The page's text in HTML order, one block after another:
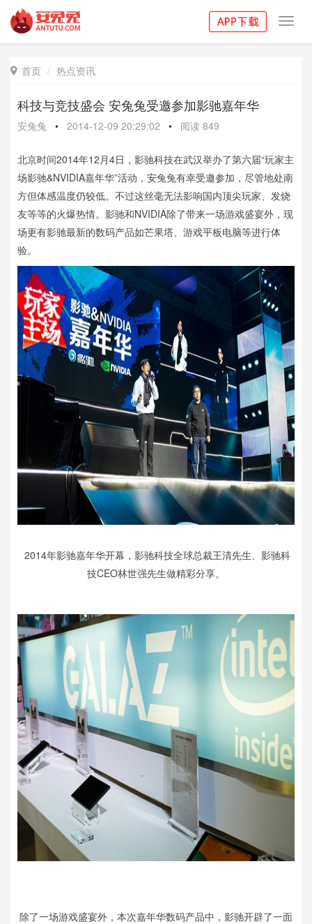
 首页 热点资讯
科技与竞技盛会 安兔兔受邀参加影驰嘉年华
安兔兔 • 2014-12-09 20:29:02 • 阅读 849
北京时间2014年12月4日，影驰科技在武汉举办了第六届“玩家主
场影驰&NVIDIA嘉年华”活动，安兔兔有幸受邀参加，尽管地处南
方但体感温度仍较低。不过这丝毫无法影响国内顶尖玩家、发烧
友等等的火爆热情。影驰和NVIDIA除了带来一场游戏盛宴外，现
场更有影驰最新的数码产品如芒果塔、游戏平板电脑等进行体
验。
2014年影驰嘉年华开幕，影驰科技全球总裁王清先生、影驰科
技CEO林世强先生做精彩分享。
除了一场游戏盛宴外，本次嘉年华数码产品中，影驰开辟了一面